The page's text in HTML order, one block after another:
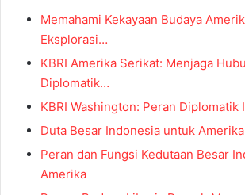
Memahami Kekayaan Budaya
Eksplorasi…
KBRI Amerika Serikat: Menjaga
Diplomatik…
KBRI Washington: Peran
Duta Besar Indonesia untuk
Peran dan Fungsi Kedutaan Besar
Amerika